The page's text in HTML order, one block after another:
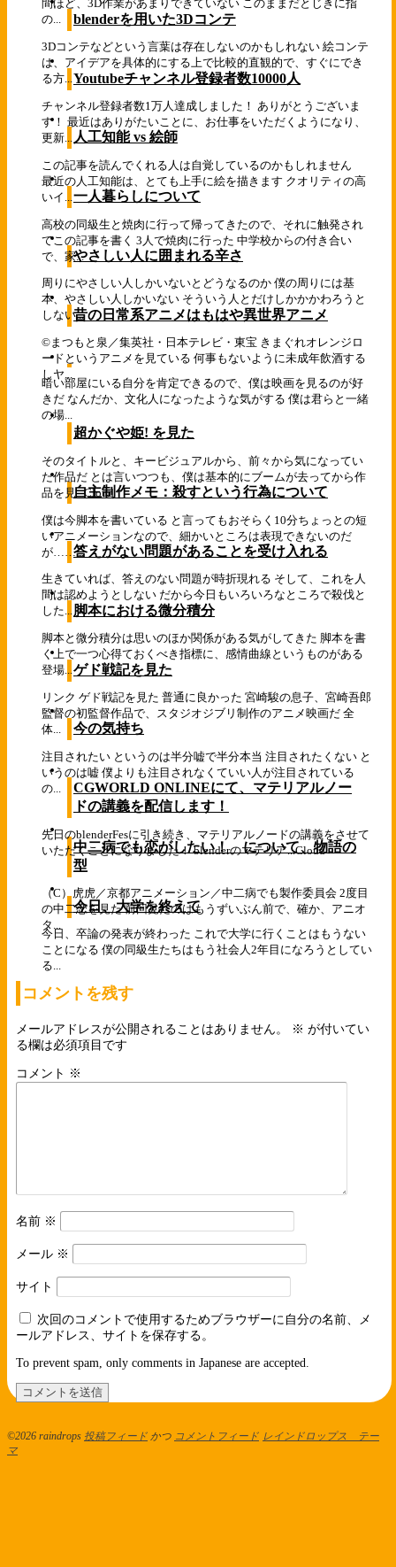
間ほど、3D作業があまりできていない このままだとじきに指
の...
blenderを用いた3Dコンテ
3Dコンテなどという言葉は存在しないのかもしれない 絵コンテ
は、アイデアを具体的にする上で比較的直観的で、すぐにでき
る方...Youtubeチャンネル登録者数10000人
チャンネル登録者数1万人達成しました！ ありがとうございま
す！ 最近はありがたいことに、お仕事をいただくようになり、
更新... 人工知能 vs 絵師
この記事を読んでくれる人は自覚しているのかもしれません
最近の人工知能は、とても上手に絵を描きます クオリティの高
いイ... 一人暮らしについて
高校の同級生と焼肉に行って帰ってきたので、それに触発され
てこの記事を書く 3人で焼肉に行った 中学校からの付き合い
で、家...やさしい人に囲まれる辛さ
周りにやさしい人しかいないとどうなるのか 僕の周りには基
本、やさしい人しかいない そういう人とだけしかかかわろうと
しない...昔の日常系アニメはもはや異世界アニメ
©まつもと泉／集英社・日本テレビ・東宝 きまぐれオレンジロ
ードというアニメを見ている 何事もないように未成年飲酒する
しヤ...
暗い部屋にいる自分を肯定できるので、僕は映画を見るのが好
きだ なんだか、文化人になったような気がする 僕は君らと一緒
の場...
超かぐや姫! を見た
そのタイトルと、キービジュアルから、前々から気になってい
た作品だ とは言いつつも、僕は基本的にブームが去ってから作
品を見...Cloud
自主制作メモ：殺すという行為について
僕は今脚本を書いている と言ってもおそらく10分ちょっとの短
いアニメーションなので、細かいところは表現できないのだ
が……...答えがない問題があることを受け入れる
生きていれば、答えのない問題が時折現れる そして、これを人
間は認めようとしない だから今日もいろいろなところで殺伐と
した...脚本における微分積分
脚本と微分積分は思いのほか関係がある気がしてきた 脚本を書
く上で一つ心得ておくべき指標に、感情曲線というものがある
登場...ゲド戦記を見た
リンク ゲド戦記を見た 普通に良かった 宮崎駿の息子、宮崎吾郎
監督の初監督作品で、スタジオジブリ制作のアニメ映画だ 全
体...
今の気持ち
注目されたい というのは半分嘘で半分本当 注目されたくない と
いうのは嘘 僕よりも注目されなくていい人が注目されている
の...
CGWORLD ONLINEにて、マテリアルノー
ドの講義を配信します！
先日のblenderFesに引き続き、マテリアルノードの講義をさせて
いただくことになりました！ blenderのマテリア...Cloud
中二病でも恋がしたい！ について、物語の
型
（C）虎虎／京都アニメーション／中二病でも製作委員会 2度目
の中二恋を見た 前回見たのはもうずいぶん前で、確か、アニオ
タ...
今日、大学を終えて
今日、卒論の発表が終わった これで大学に行くことはもうない
ことになる 僕の同級生たちはもう社会人2年目になろうとしてい
る...
コメントを残す
メールアドレスが公開されることはありません。 ※ が付いてい
る欄は必須項目です
コメント ※
名前 ※
メール ※
サイト
次回のコメントで使用するためブラウザーに自分の名前、メ
ールアドレス、サイトを保存する。
To prevent spam, only comments in Japanese are accepted.
©2026 raindrops 投稿フィード かつ コメントフィード レインドロップス テー
マ